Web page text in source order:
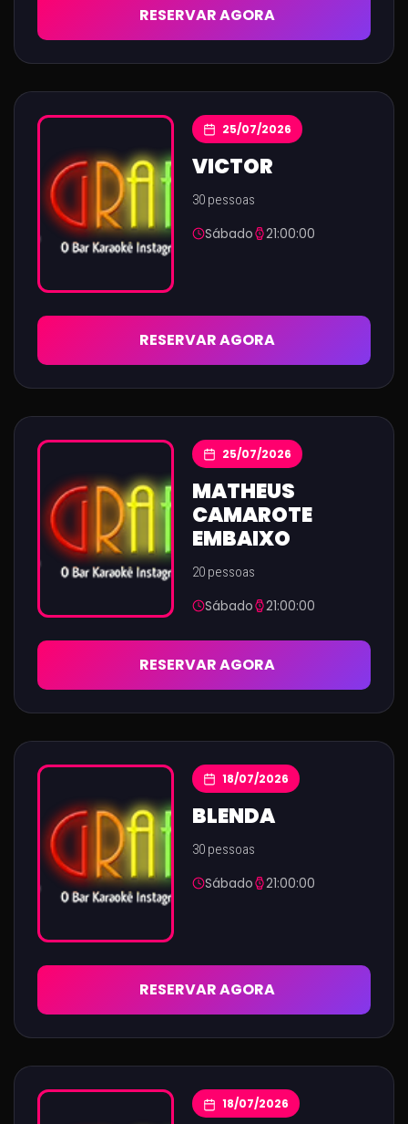
RESERVAR AGORA
25/07/2026
VICTOR
30 pessoas
Sábado 21:00:00
RESERVAR AGORA
25/07/2026
MATHEUS
CAMAROTE
EMBAIXO
20 pessoas
Sábado 21:00:00
RESERVAR AGORA
18/07/2026
BLENDA
30 pessoas
Sábado 21:00:00
RESERVAR AGORA
18/07/2026